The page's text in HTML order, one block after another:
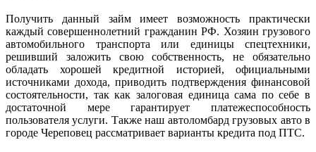
Получить данный займ имеет возможность практически
каждый совершеннолетний гражданин РФ. Хозяин грузового
автомобильного транспорта или единицы спецтехники,
решивший заложить свою собственность, не обязательно
обладать хорошей кредитной историей, официальными
источниками дохода, приводить подтверждения финансовой
состоятельности, так как залоговая единица сама по себе в
достаточной мере гарантирует платежеспособность
пользователя услуги. Также наш автоломбард грузовых авто в
городе Череповец рассматривает варианты кредита под ПТС.